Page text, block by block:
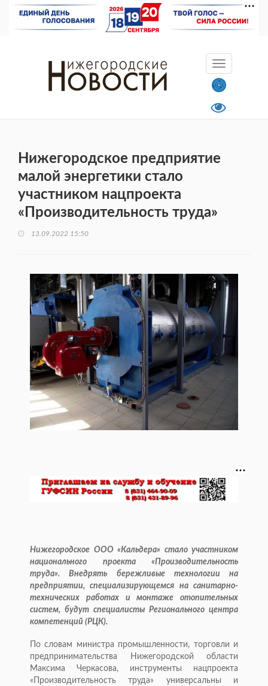
Нижегородское предприятие
малой энергетики стало
участником нацпроекта
«Производительность труда»
13.09.2022 15:50
Нижегородское ООО «Кальдера» стало участником
национального проекта «Производительность
труда». Внедрять бережливые технологии на
предприятии, специализирующемся на санитарно-
технических работах и монтаже отопительных
систем, будут специалисты Регионального центра
компетенций (РЦК).
По словам министра промышленности, торговли и
предпринимательства Нижегородской области
Максима Черкасова, инструменты нацпроекта
«Производительность труда» универсальны и